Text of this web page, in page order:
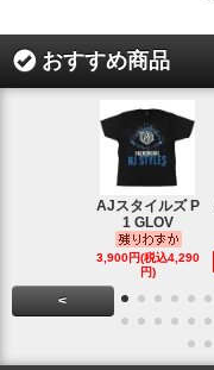
おすすめ商品
AJスタイルズ P
1 GLOV
3,900円(税込4,290
円)
<